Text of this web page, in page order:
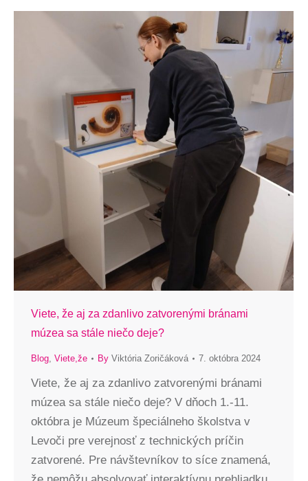
Viete, že aj za zdanlivo zatvorenými bránami
múzea sa stále niečo deje?
Blog, Viete,že By Viktória Zoričáková 7. októbra 2024
Viete, že aj za zdanlivo zatvorenými bránami
múzea sa stále niečo deje? V dňoch 1.-11.
októbra je Múzeum špeciálneho školstva v
Levoči pre verejnosť z technických príčin
zatvorené. Pre návštevníkov to síce znamená,